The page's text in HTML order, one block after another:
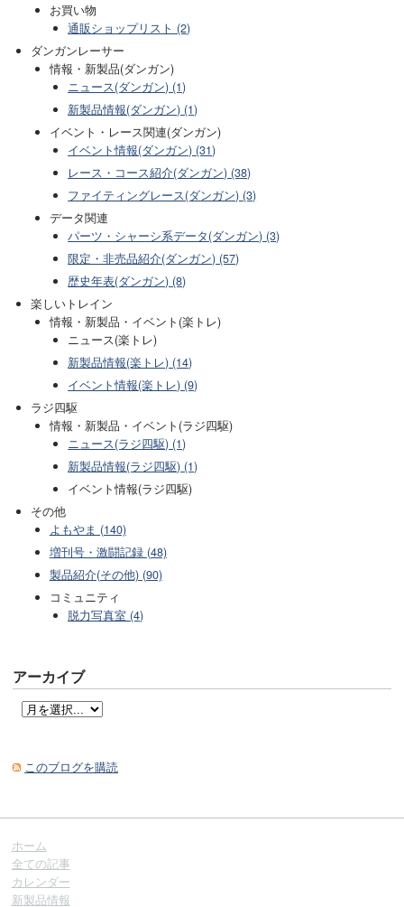
お買い物
通販ショップリスト (2)
ダンガンレーサー
情報・新製品(ダンガン)
ニュース(ダンガン) (1)
新製品情報(ダンガン) (1)
イベント・レース関連(ダンガン)
イベント情報(ダンガン) (31)
レース・コース紹介(ダンガン) (38)
ファイティングレース(ダンガン) (3)
データ関連
パーツ・シャーシ系データ(ダンガン) (3)
限定・非売品紹介(ダンガン) (57)
歴史年表(ダンガン) (8)
楽しいトレイン
情報・新製品・イベント(楽トレ)
ニュース(楽トレ)
新製品情報(楽トレ) (14)
イベント情報(楽トレ) (9)
ラジ四駆
情報・新製品・イベント(ラジ四駆)
ニュース(ラジ四駆) (1)
新製品情報(ラジ四駆) (1)
イベント情報(ラジ四駆)
その他
よもやま (140)
増刊号・激闘記録 (48)
製品紹介(その他) (90)
コミュニティ
脱力写真室 (4)
アーカイブ
このブログを購読
ホーム
全ての記事
カレンダー
新製品情報